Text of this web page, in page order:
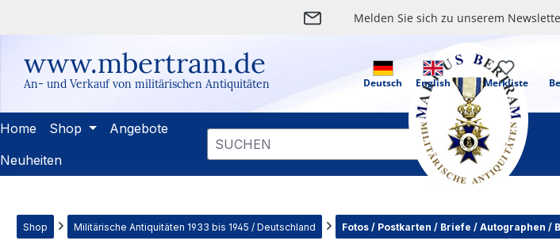
Melden Sie sich zu unserem
www.mbertram.de
An- und Verkauf von militärischen Antiquitäten Deutsch English Merkliste
Home Shop
Angebote
Neuheiten
Shop Militärische Antiquitäten 1933 bis 1945 / Deutschland Fotos / Postkarten / Briefe / Autographen /